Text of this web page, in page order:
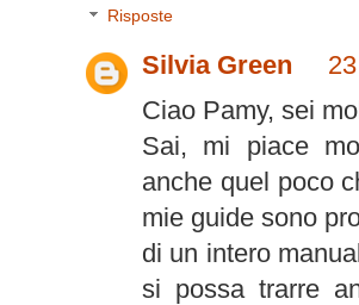
Risposte
Silvia Green
Ciao Pamy, sei
Sai, mi piace
anche quel poco
mie guide sono
di un intero
si possa trarre